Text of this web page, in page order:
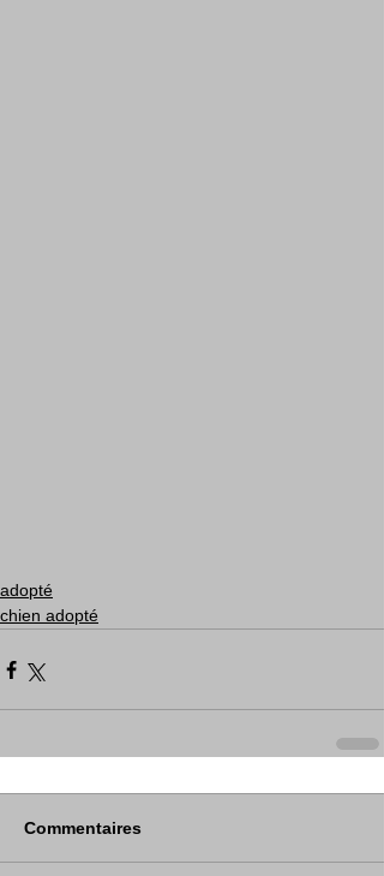
adopté
chien adopté
Commentaires